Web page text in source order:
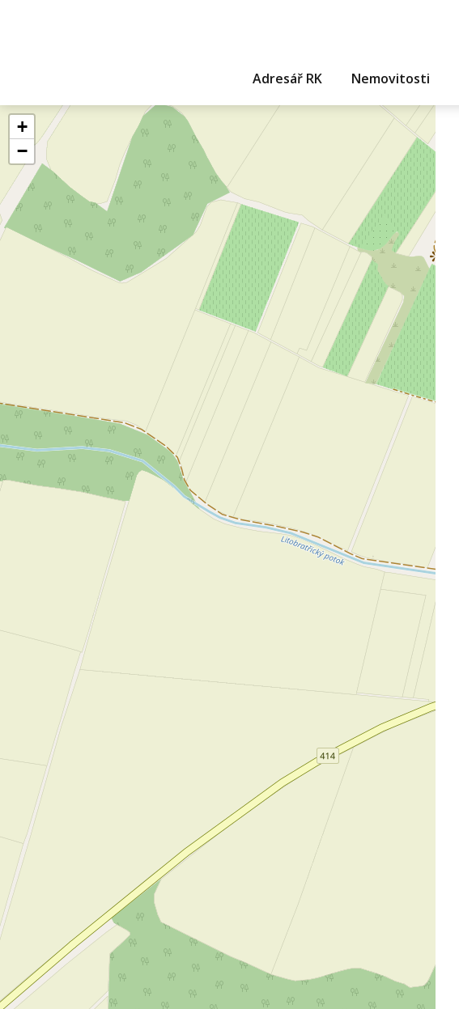
Adresář RK Nemovitosti
+
−